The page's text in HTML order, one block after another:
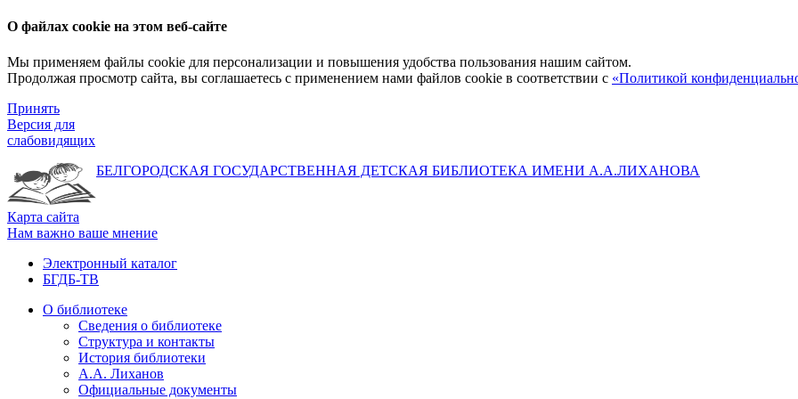
О файлах cookie на этом веб-сайте
Мы применяем файлы cookie для персонализации и повышения удобства пользования нашим сайтом.
Продолжая просмотр сайта, вы соглашаетесь с применением нами файлов cookie в соответствии с «Политикой
Принять
Версия для
слабовидящих
БЕЛГОРОДСКАЯ ГОСУДАРСТВЕННАЯ ДЕТСКАЯ БИБЛИОТЕКА ИМЕНИ А.А.ЛИХАНОВА
Карта сайта
Нам важно ваше мнение
Электронный каталог
БГДБ-ТВ
О библиотеке
Сведения о библиотеке
Структура и контакты
История библиотеки
А.А. Лиханов
Официальные документы